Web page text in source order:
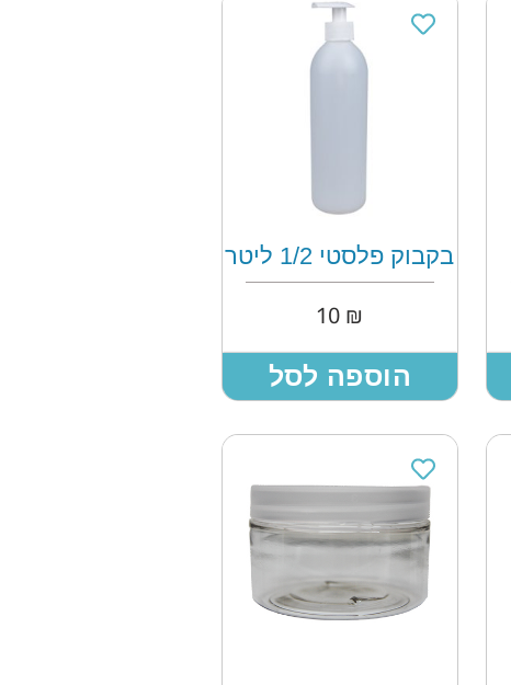
בקבוק פלסטי 1/2 ליטר
₪
הוספה לסל